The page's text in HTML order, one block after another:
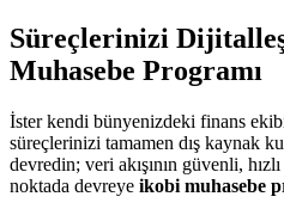
Süreçlerinizi
Muhasebe Programı
İster kendi bünyenizdeki finans
süreçlerinizi tamamen dış kaynak
devredin; veri akışının güvenli,
noktada devreye ikobi muhasebe